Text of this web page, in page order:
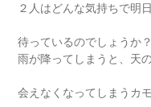
２人はどんな気持ちで明
待っているのでしょうか？
雨が降ってしまうと、天
会えなくなってしまうカモ